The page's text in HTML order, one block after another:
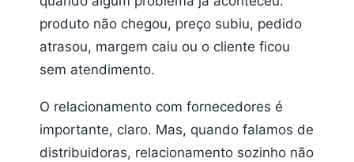
produto não chegou, preço subiu, pedido
atrasou, margem caiu ou o cliente ficou
sem atendimento.
O relacionamento com fornecedores é
importante, claro. Mas, quando falamos de
distribuidoras, relacionamento sozinho não